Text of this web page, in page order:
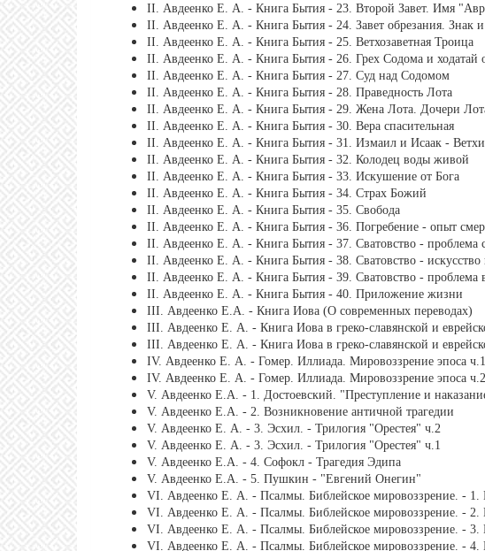
ІІ. Авдеенко Е. А. - Книга Бытия - 23. Второй Завет. Имя
ІІ. Авдеенко Е. А. - Книга Бытия - 24. Завет обрезания. Знак и
ІІ. Авдеенко Е. А. - Книга Бытия - 25. Ветхозаветная Троица
ІІ. Авдеенко Е. А. - Книга Бытия - 26. Грех Содома и ходатай
ІІ. Авдеенко Е. А. - Книга Бытия - 27. Суд над Содомом
ІІ. Авдеенко Е. А. - Книга Бытия - 28. Праведность Лота
ІІ. Авдеенко Е. А. - Книга Бытия - 29. Жена Лота. Дочери
ІІ. Авдеенко Е. А. - Книга Бытия - 30. Вера спасительная
ІІ. Авдеенко Е. А. - Книга Бытия - 31. Измаил и Исаак -
ІІ. Авдеенко Е. А. - Книга Бытия - 32. Колодец воды живой
ІІ. Авдеенко Е. А. - Книга Бытия - 33. Искушение от Бога
ІІ. Авдеенко Е. А. - Книга Бытия - 34. Страх Божий
ІІ. Авдеенко Е. А. - Книга Бытия - 35. Свобода
ІІ. Авдеенко Е. А. - Книга Бытия - 36. Погребение - опыт
ІІ. Авдеенко Е. А. - Книга Бытия - 37. Сватовство - проблема
ІІ. Авдеенко Е. А. - Книга Бытия - 38. Сватовство - искусство
ІІ. Авдеенко Е. А. - Книга Бытия - 39. Сватовство - проблема
ІІ. Авдеенко Е. А. - Книга Бытия - 40. Приложение жизни
ІІI. Авдеенко Е.А. - Книга Иова (О современных переводах)
ІІІ. Авдеенко Е. А. - Книга Иова в греко-славянской и
ІІІ. Авдеенко Е. А. - Книга Иова в греко-славянской и
ІV. Авдеенко Е. А. - Гомер. Иллиада. Мировоззрение эпоса ч.1
ІV. Авдеенко Е. А. - Гомер. Иллиада. Мировоззрение эпоса ч.2
V. Авдеенко Е.А. - 1. Достоевский. "Преступление и
V. Авдеенко Е.А. - 2. Возникновение античной трагедии
V. Авдеенко Е. А. - 3. Эсхил. - Трилогия "Орестея" ч.2
V. Авдеенко Е. А. - 3. Эсхил. - Трилогия "Орестея" ч.1
V. Авдеенко Е.А. - 4. Софокл - Трагедия Эдипа
V. Авдеенко Е.А. - 5. Пушкин - "Евгений Онегин"
VI. Авдеенко Е. А. - Псалмы. Библейское мировоззрение. - 1.
VI. Авдеенко Е. А. - Псалмы. Библейское мировоззрение. - 2.
VI. Авдеенко Е. А. - Псалмы. Библейское мировоззрение. - 3.
VI. Авдеенко Е. А. - Псалмы. Библейское мировоззрение. - 4.